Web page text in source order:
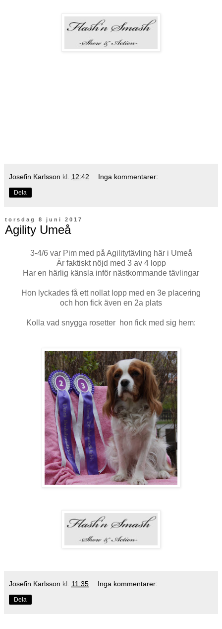
Josefin Karlsson kl. 12:42 Inga kommentarer:
Dela
torsdag 8 juni 2017
Agility Umeå
3-4/6 var Pim med på Agilitytävling här i Umeå
Är faktiskt nöjd med 3 av 4 lopp
Har en härlig känsla inför nästkommande tävlingar
Hon lyckades få ett nollat lopp med en 3e placering
och hon fick även en 2a plats
Kolla vad snygga rosetter hon fick med sig hem:
Josefin Karlsson kl. 11:35 Inga kommentarer:
Dela